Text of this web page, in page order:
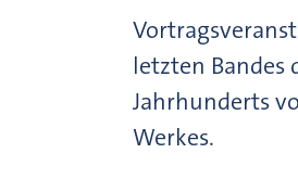
letzten Bandes
Jahrhunderts
Werkes.